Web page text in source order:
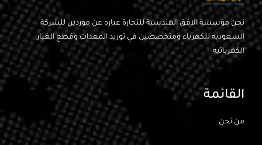
نحن مؤسسة الافق الهندسية للتجارة عباره عن موردين للشركة
السعوديه للكهرباء ومتخصصين في توريد المعدات وقطع الغيار
الكهربائيه
القائمة
من نحن